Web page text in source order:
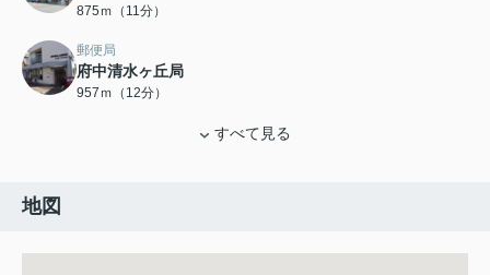
875ｍ（11分）
郵便局
府中清水ヶ丘局
957ｍ（12分）
すべて見る
地図